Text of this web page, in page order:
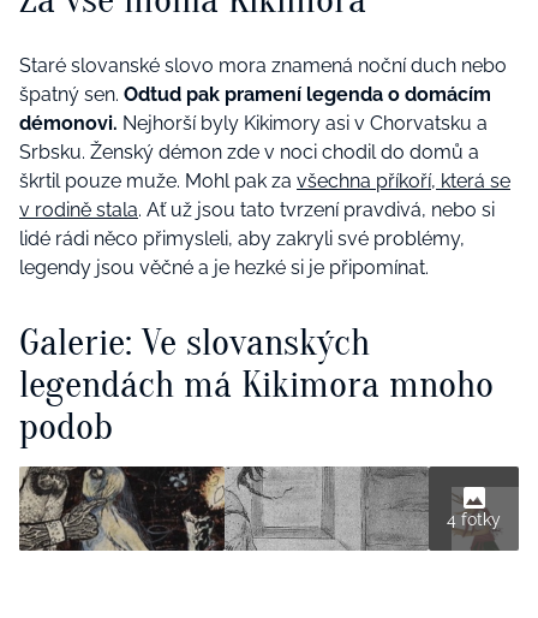
Staré slovanské slovo mora znamená noční duch nebo
špatný sen. Odtud pak pramení legenda o domácím
démonovi. Nejhorší byly Kikimory asi v Chorvatsku a
Srbsku. Ženský démon zde v noci chodil do domů a
škrtil pouze muže. Mohl pak za všechna příkoří, která se
v rodině stala. Ať už jsou tato tvrzení pravdivá, nebo si
lidé rádi něco přimysleli, aby zakryli své problémy,
legendy jsou věčné a je hezké si je připomínat.
Galerie: Ve slovanských
legendách má Kikimora mnoho
podob
4 fotky